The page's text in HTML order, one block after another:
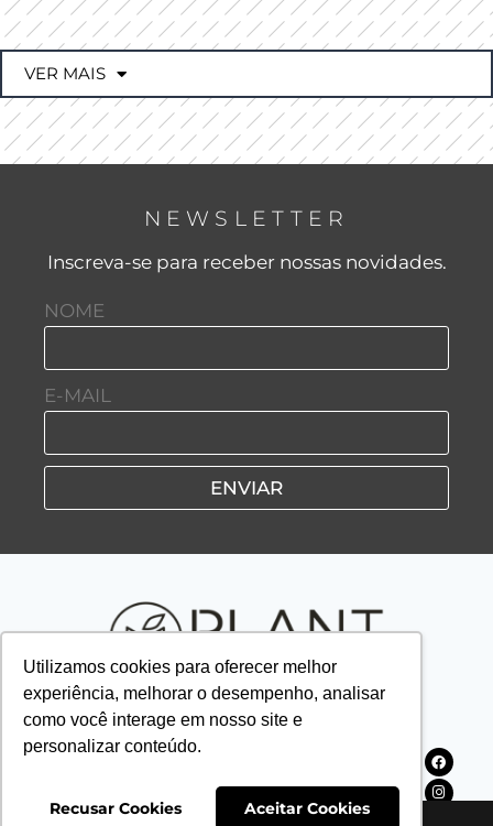
Utilizamos cookies para oferecer melhor
experiência, melhorar o desempenho, analisar
como você interage em nosso site e
personalizar conteúdo.
Recusar Cookies Aceitar Cookies
VER MAIS
NEWSLETTER
Inscreva-se para receber nossas novidades.
NOME
E-MAIL
ENVIAR